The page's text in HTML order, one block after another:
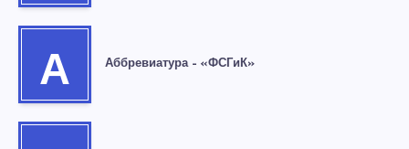
А Аббревиатура – «ФСГиК»